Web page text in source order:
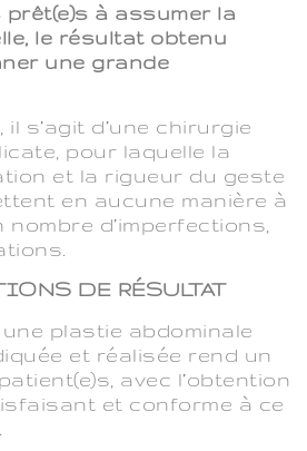
à assumer la
le résultat obtenu
une grande
il s’agit d’une chirurgie
pour laquelle la
et la rigueur du geste
en aucune manière à
nombre d’imperfections,
DE RÉSULTAT
plastie abdominale
et réalisée rend un
avec l’obtention
et conforme à ce